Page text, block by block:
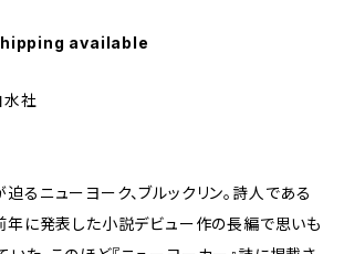
available
水社
るニューヨーク、ブルックリン。詩人である
前年に発表した小説デビュー作の長編で思いも